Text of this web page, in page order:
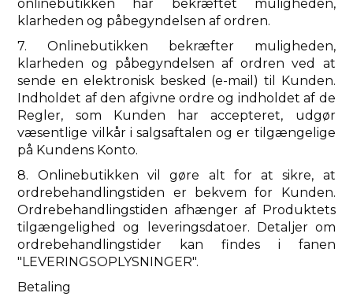
onlinebutikken har bekræftet muligheden,
klarheden og påbegyndelsen af ​​ordren.
7. Onlinebutikken bekræfter muligheden,
klarheden og påbegyndelsen af ​​ordren ved at
sende en elektronisk besked (e-mail) til Kunden.
Indholdet af den afgivne ordre og indholdet af de
Regler, som Kunden har accepteret, udgør
væsentlige vilkår i salgsaftalen og er tilgængelige
på Kundens Konto.
8. Onlinebutikken vil gøre alt for at sikre, at
ordrebehandlingstiden er bekvem for Kunden.
Ordrebehandlingstiden afhænger af Produktets
tilgængelighed og leveringsdatoer. Detaljer om
ordrebehandlingstider kan findes i fanen
"LEVERINGSOPLYSNINGER".
Betaling